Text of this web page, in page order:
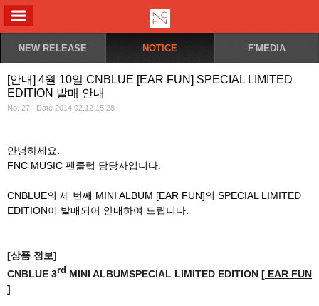
NEW RELEASE NOTICE F'MEDIA
[안내] 4월 10일 CNBLUE [EAR FUN] SPECIAL LIMITED
EDITION 발매 안내
No. 27 | Date 2014.02.12 15:28
안녕하세요.
FNC MUSIC 팬클럽 담당자입니다.
CNBLUE의 세 번째 MINI ALBUM [EAR FUN]의 SPECIAL LIMITED
EDITION이 발매되어 안내하여 드립니다.
[상품 정보]
CNBLUE 3rd MINI ALBUMSPECIAL LIMITED EDITION [ EAR FUN
]